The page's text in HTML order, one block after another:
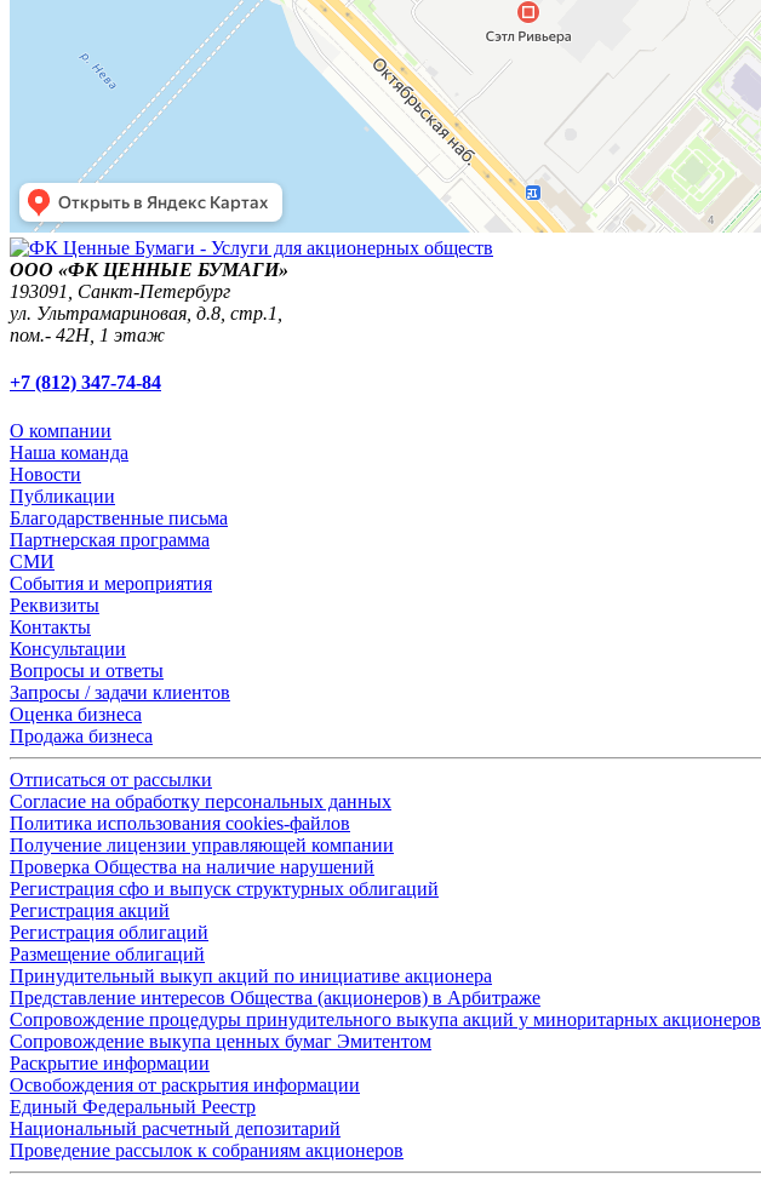
ООО «ФК ЦЕННЫЕ БУМАГИ»
193091, Санкт-Петербург
ул. Ультрамариновая, д.8, стр.1,
пом.- 42Н, 1 этаж
+7 (812) 347-74-84
О компании
Наша команда
Новости
Публикации
Благодарственные письма
Партнерская программа
СМИ
События и мероприятия
Реквизиты
Контакты
Консультации
Вопросы и ответы
Запросы / задачи клиентов
Оценка бизнеса
Продажа бизнеса
Отписаться от рассылки
Согласие на обработку персональных данных
Политика использования cookies-файлов
Получение лицензии управляющей компании
Проверка Общества на наличие нарушений
Регистрация сфо и выпуск структурных облигаций
Регистрация акций
Регистрация облигаций
Размещение облигаций
Принудительный выкуп акций по инициативе акционера
Представление интересов Общества (акционеров) в Арбитраже
Сопровождение процедуры принудительного выкупа акций у миноритарных акционеров
Сопровождение выкупа ценных бумаг Эмитентом
Раскрытие информации
Освобождения от раскрытия информации
Единый Федеральный Реестр
Национальный расчетный депозитарий
Проведение рассылок к собраниям акционеров